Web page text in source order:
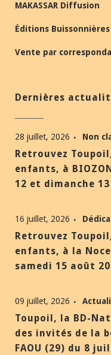
MAKASSAR Diffusion
Éditions Buissonnières
Vente par
Dernières
28 juillet, 2026 Non
Retrouvez
enfants, à
12 et dimanche
16 juillet, 2026
Retrouvez
enfants, à la
samedi 15 août
09 juillet, 2026
Toupoil, la BD-
des invités de la
FAOU (29) du 8